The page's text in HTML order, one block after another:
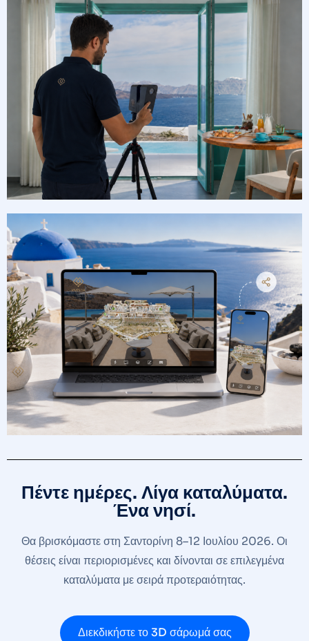
Πέντε ημέρες. Λίγα καταλύματα.
Ένα νησί.
Θα βρισκόμαστε στη Σαντορίνη 8–12 Ιουλίου 2026. Οι
θέσεις είναι περιορισμένες και δίνονται σε επιλεγμένα
καταλύματα με σειρά προτεραιότητας.
Διεκδικήστε το 3D σάρωμά σας